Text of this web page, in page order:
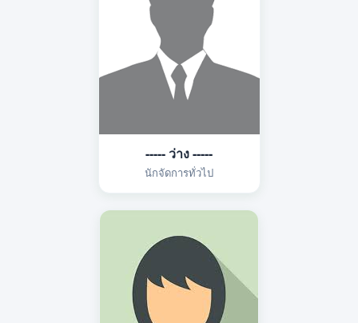
----- ว่าง -----
นักจัดการทั่วไป